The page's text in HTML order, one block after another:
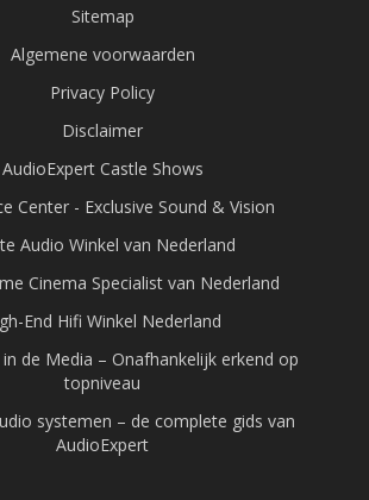
Sitemap
Algemene voorwaarden
Privacy Policy
Disclaimer
AudioExpert Castle Shows
Center - Exclusive Sound & Vision
Audio Winkel van Nederland
Cinema Specialist van Nederland
End Hifi Winkel Nederland
de Media – Onafhankelijk erkend op
topniveau
systemen – de complete gids van
AudioExpert